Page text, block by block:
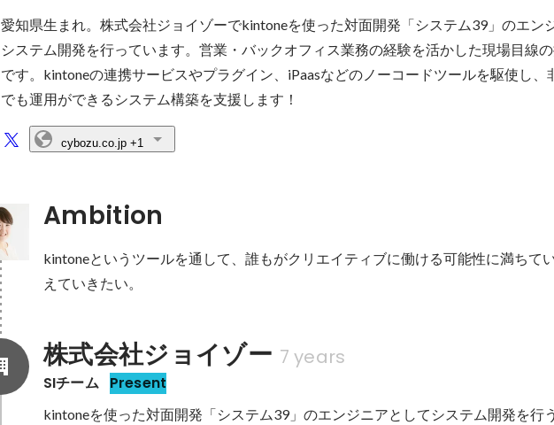
愛知県生まれ。株式会社ジョイゾーでkintoneを使った対面開発「システム39」のエン
システム開発を行っています。営業・バックオフィス業務の経験を活かした現場目線
です。kintoneの連携サービスやプラグイン、iPaasなどのノーコードツールを駆使し、
でも運用ができるシステム構築を支援します！
cybozu.co.jp+1
Ambition
kintoneというツールを通して、誰もがクリエイティブに働ける可能性に満ちて
えていきたい。
株式会社ジョイゾー 7 years
SIチーム Present
kintoneを使った対面開発「システム39」のエンジニアとしてシステム開発を行う